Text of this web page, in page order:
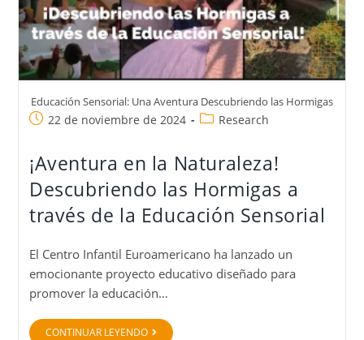
Educación Sensorial: Una Aventura Descubriendo las Hormigas
22 de noviembre de 2024 Research
¡Aventura en la Naturaleza!
Descubriendo las Hormigas a
través de la Educación Sensorial
El Centro Infantil Euroamericano ha lanzado un
emocionante proyecto educativo diseñado para
promover la educación…
CONTINUAR LEYENDO